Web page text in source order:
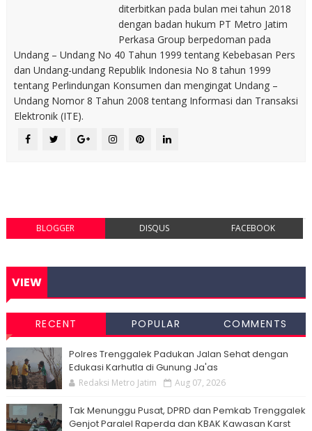
diterbitkan pada bulan mei tahun 2018
dengan badan hukum PT Metro Jatim
Perkasa Group berpedoman pada
Undang – Undang No 40 Tahun 1999 tentang Kebebasan Pers
dan Undang-undang Republik Indonesia No 8 tahun 1999
tentang Perlindungan Konsumen dan mengingat Undang –
Undang Nomor 8 Tahun 2008 tentang Informasi dan Transaksi
Elektronik (ITE).
BLOGGER DISQUS FACEBOOK
VIEW
RECENT POPULAR COMMENTS
Polres Trenggalek Padukan Jalan Sehat dengan
Edukasi Karhutla di Gunung Ja'as
Redaksi Metro Jatim Aug 07, 2026
Tak Menunggu Pusat, DPRD dan Pemkab Trenggalek
Genjot Paralel Raperda dan KBAK Kawasan Karst